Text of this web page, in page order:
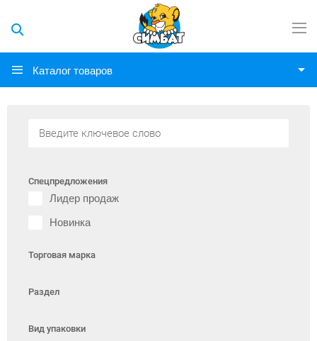
Каталог товаров
Спецпредложения
Лидер продаж
Новинка
Торговая марка
Раздел
Вид упаковки